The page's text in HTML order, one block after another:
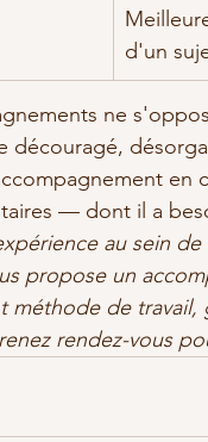
d'un
ne
découragé,
en
— dont il a
au sein
propose un
méthode de
rendez-vous